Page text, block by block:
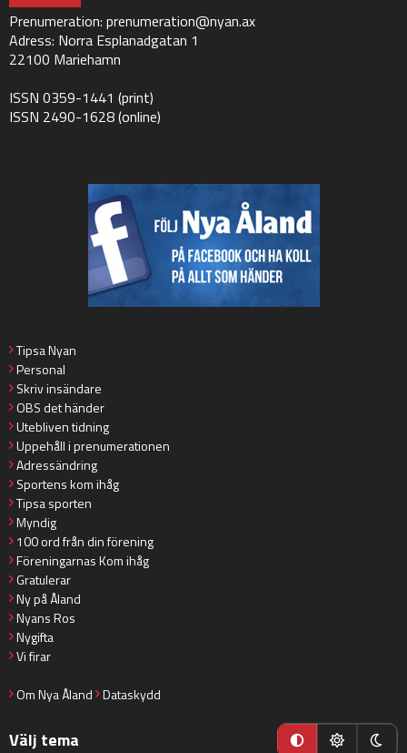
Prenumeration: prenumeration@nyan.ax
Adress: Norra Esplanadgatan 1
22100 Mariehamn
ISSN 0359-1441 (print)
ISSN 2490-1628 (online)
Tipsa Nyan
Personal
Skriv insändare
OBS det händer
Utebliven tidning
Uppehåll i prenumerationen
Adressändring
Sportens kom ihåg
Tipsa sporten
Myndig
100 ord från din förening
Föreningarnas Kom ihåg
Gratulerar
Ny på Åland
Nyans Ros
Nygifta
Vi firar
Om Nya Åland Dataskydd
Välj tema